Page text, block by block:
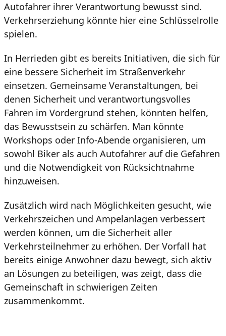
Autofahrer ihrer Verantwortung bewusst sind.
Verkehrserziehung könnte hier eine Schlüsselrolle
spielen.
In Herrieden gibt es bereits Initiativen, die sich für
eine bessere Sicherheit im Straßenverkehr
einsetzen. Gemeinsame Veranstaltungen, bei
denen Sicherheit und verantwortungsvolles
Fahren im Vordergrund stehen, könnten helfen,
das Bewusstsein zu schärfen. Man könnte
Workshops oder Info-Abende organisieren, um
sowohl Biker als auch Autofahrer auf die Gefahren
und die Notwendigkeit von Rücksichtnahme
hinzuweisen.
Zusätzlich wird nach Möglichkeiten gesucht, wie
Verkehrszeichen und Ampelanlagen verbessert
werden können, um die Sicherheit aller
Verkehrsteilnehmer zu erhöhen. Der Vorfall hat
bereits einige Anwohner dazu bewegt, sich aktiv
an Lösungen zu beteiligen, was zeigt, dass die
Gemeinschaft in schwierigen Zeiten
zusammenkommt.